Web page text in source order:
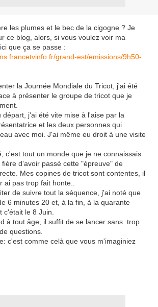
les plumes et le bec de la cigogne ? Je
ce blog, alors, si vous voulez voir ma
que ça se passe :
grand-est/emissions/9h50-
la Journée Mondiale du Tricot, j'ai été
à présenter le groupe de tricot que je
départ, j'ai été vite mise à l'aise par la
et les deux personnes qui
avec moi. J'ai même eu droit à une visite
c'est tout un monde que je ne connaissais
d'avoir passé cette "épreuve" de
Mes copines de tricot sont contentes, il
ai pas trop fait honte..
de suivre tout la séquence, j'ai noté que
6 minutes 20 et, à la fin, à la quarante
c'était le 8 Juin.
à tout âge, il suffit de se lancer sans trop
questions.
c'est comme celà que vous m'imaginiez